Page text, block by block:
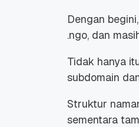
Dengan
.ngo, dan
Tidak hanya
subdomain
Struktur
sementara